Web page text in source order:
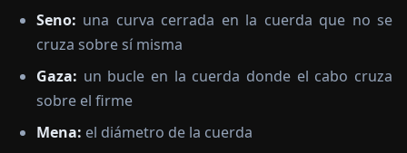
Seno: una curva cerrada en la cuerda que no se
cruza sobre sí misma
Gaza: un bucle en la cuerda donde el cabo cruza
sobre el firme
Mena: el diámetro de la cuerda